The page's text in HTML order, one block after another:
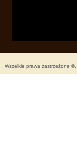
Wszelkie prawa zastrzeżone